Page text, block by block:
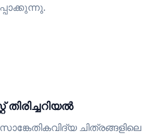
തിരിച്ചറിയൽ
ചിത്രങ്ങളിലെ